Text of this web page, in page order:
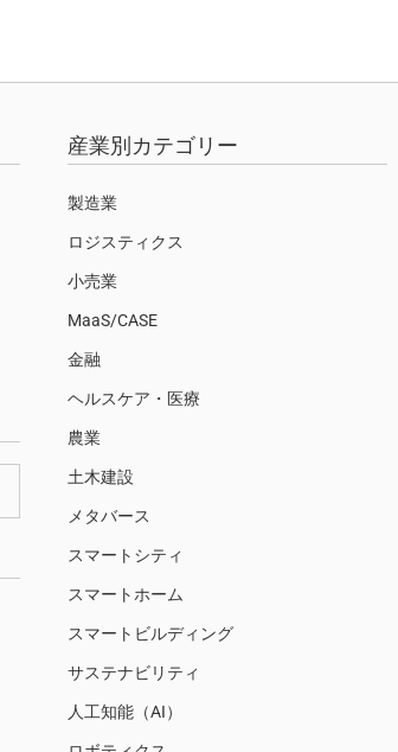
産業別カテゴリー
製造業
ロジスティクス
小売業
MaaS/CASE
金融
ヘルスケア・医療
農業
土木建設
メタバース
スマートシティ
スマートホーム
スマートビルディング
サステナビリティ
人工知能（AI）